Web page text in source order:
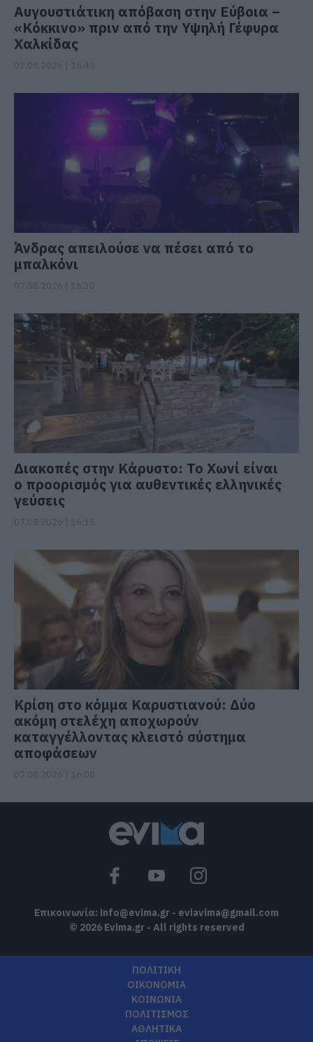
Αυγουστιάτικη απόβαση στην Εύβοια –
«Κόκκινο» πριν από την Υψηλή Γέφυρα
Χαλκίδας
Άνδρας απειλούσε να πέσει από το
μπαλκόνι
Διακοπές στην Κάρυστο: Το Χωνί είναι
ο προορισμός για αυθεντικές ελληνικές
γεύσεις
Κρίση στο κόμμα Καρυστιανού: Δύο
ακόμη στελέχη αποχωρούν
καταγγέλλοντας κλειστό σύστημα
αποφάσεων
Επικοινωνία: info@evima.gr - eviavima@gmail.com
© 2026 Evima.gr - All rights reserved
ΠΟΛΙΤΙΚΗ
ΟΙΚΟΝΟΜΙΑ
ΚΟΙΝΩΝΙΑ
ΠΟΛΙΤΙΣΜΟΣ
ΑΘΛΗΤΙΚΑ